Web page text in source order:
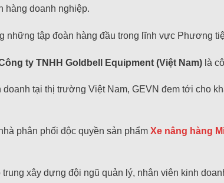
hàng doanh nghiệp.
những tập đoàn hàng đầu trong lĩnh vực Phương
ty TNHH Goldbell Equipment (Việt Nam) là
tại thị trường Việt Nam, GEVN đem tới cho
phân phối độc quyền sản phẩm Xe nâng hàng
trung xây dựng đội ngũ quản lý, nhân viên kinh